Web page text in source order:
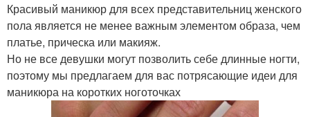
Красивый маникюр для всех представительниц женского
пола является не менее важным элементом образа, чем
платье, прическа или макияж.
Но не все девушки могут позволить себе длинные ногти,
поэтому мы предлагаем для вас потрясающие идеи для
маникюра на коротких ноготочках